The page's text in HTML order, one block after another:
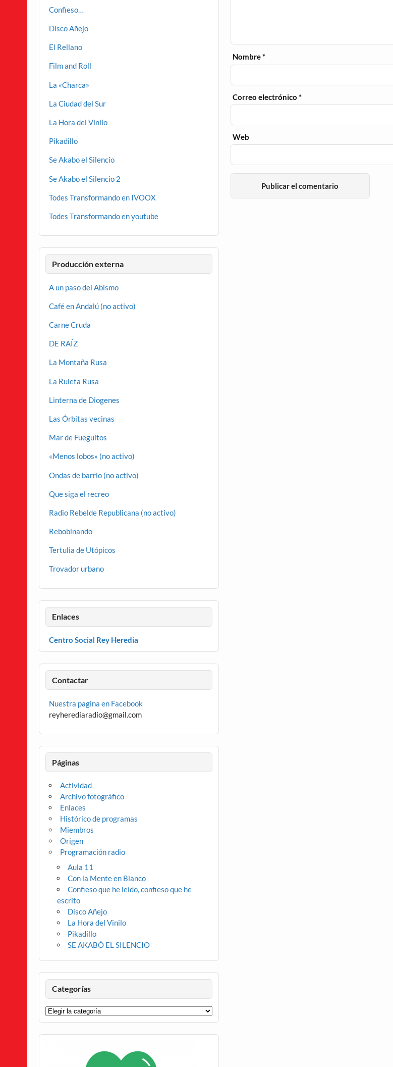
Nombre*
Correo electrónico*
Web
Confieso…
Disco Añejo
El Rellano
Film and Roll
La «Charca»
La Ciudad del Sur
La Hora del Vinilo
Pikadillo
Se Akabo el Silencio
Se Akabo el Silencio 2
Todes Transformando en IVOOX
Todes Transformando en youtube
Producción externa
A un paso del Abismo
Café en Andalú (no activo)
Carne Cruda
DE RAÍZ
La Montaña Rusa
La Ruleta Rusa
Linterna de Diogenes
Las Órbitas vecinas
Mar de Fueguitos
«Menos lobos» (no activo)
Ondas de barrio (no activo)
Que siga el recreo
Radio Rebelde Republicana (no activo)
Rebobinando
Tertulia de Utópicos
Trovador urbano
Enlaces
Centro Social Rey Heredia
Contactar
Nuestra pagina en Facebook
reyherediaradio@gmail.com
Páginas
Actividad
Archivo fotográfico
Enlaces
Histórico de programas
Miembros
Origen
Programación radio
Aula 11
Con la Mente en Blanco
Confieso que he leído, confieso que he
escrito
Disco Añejo
La Hora del Vinilo
Pikadillo
SE AKABÓ EL SILENCIO
Categorías
Categorías